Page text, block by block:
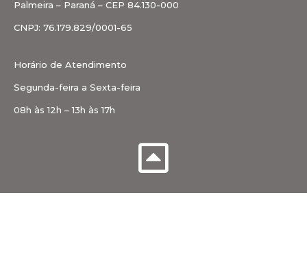
Palmeira – Paraná – CEP 84.130-000
CNPJ: 76.179.829/0001-65
Horário de Atendimento
Segunda-feira a Sexta-feira
08h às 12h – 13h às 17h